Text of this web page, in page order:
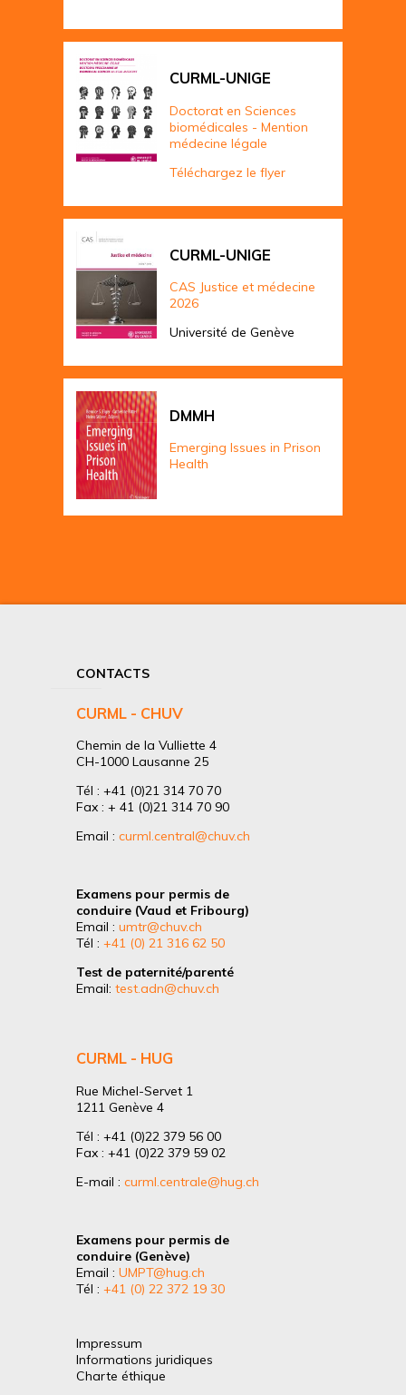
CURML-UNIGE
Doctorat en Sciences
biomédicales - Mention
médecine légale
Téléchargez le flyer
CURML-UNIGE
CAS Justice et médecine
2026
Université de Genève
DMMH
Emerging Issues in Prison
Health
CONTACTS
CURML - CHUV
Chemin de la Vulliette 4
CH-1000 Lausanne 25
Tél : +41 (0)21 314 70 70
Fax : + 41 (0)21 314 70 90
Email : curml.central@chuv.ch
Examens pour permis de
conduire (Vaud et Fribourg)
Email : umtr@chuv.ch
Tél : +41 (0) 21 316 62 50
Test de paternité/parenté
Email: test.adn@chuv.ch
CURML - HUG
Rue Michel-Servet 1
1211 Genève 4
Tél : +41 (0)22 379 56 00
Fax : +41 (0)22 379 59 02
E-mail : curml.centrale@hug.ch
Examens pour permis de
conduire (Genève)
Email : UMPT@hug.ch
Tél : +41 (0) 22 372 19 30
Impressum
Informations juridiques
Charte éthique